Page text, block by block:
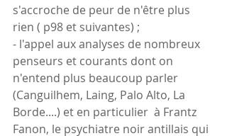
s'accroche de peur de n'être plus
rien ( p98 et suivantes) ;
- l'appel aux analyses de nombreux
penseurs et courants dont on
n'entend plus beaucoup parler
(Canguilhem, Laing, Palo Alto, La
Borde....) et en particulier  à Frantz
Fanon, le psychiatre noir antillais qui